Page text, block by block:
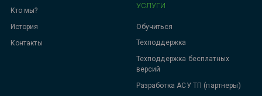
УСЛУГИ
Обучиться
Техподдержка
Техподдержка бесплатных
версий
Разработка АСУ ТП (партнеры)
Кто мы?
История
Контакты